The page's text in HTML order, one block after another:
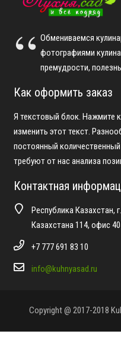
Обмениваемся
фотографиями
премудрости,
Как оформить заказ
Я текстовый блок. Нажмите
изменить этот текст.
постоянный
требуют от нас анализа
Контактная
Республика Казахстан,
Казахстана 114, офис
+7 777 691 83 10
info@kuhnyasad.ru
Copyright @ 2017-2018